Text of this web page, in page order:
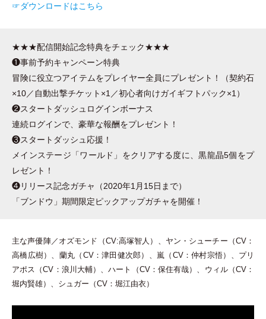
☞ダウンロードはこちら
★★★配信開始記念特典をチェック★★★
❶事前予約キャンペーン特典
冒険に役立つアイテムをプレイヤー全員にプレゼント！
（契約石
×10／自動出撃チケット×1／初心者向けガイギフトパック×1 ）
❷スタートダッシュログインボーナス
連続ログインで、豪華な報酬をプレゼント！
❸スタートダッシュ応援！
メインステージ 「ワールド 」 をクリアする度に、黒龍晶5個をプ
レゼント！
❹リリース記念ガチャ
（2020年1月15日まで）
「ブンドウ 」 期間限定ピックアップガチャを開催！
主な声優陣／オズモンド （CV:高塚智人 ） 、ヤン ・ シューチー （CV：
高橋広樹） 、蘭丸 （ CV：津田健次郎 ） 、嵐 （ CV：仲村宗悟） 、プリ
アポス （CV：浪川大輔） 、ハート （CV：保住有哉） 、ウィル（CV：
堀内賢雄） 、シュガー （CV：堀江由衣 ）